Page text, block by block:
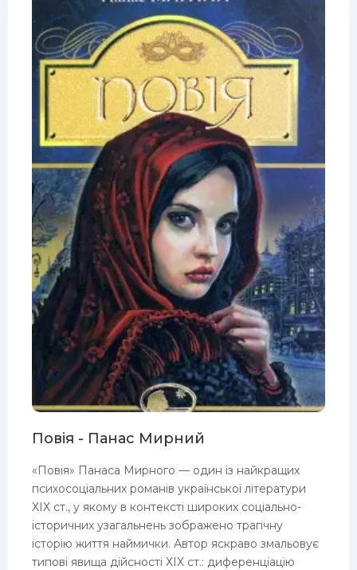
Повія - Панас Мирний
«Повія» Панаса Мирного — один із найкращих
психосоціальних романів української літератури
ХІХ ст., у якому в контексті широких соціально-
історичних узагальнень зображено трагічну
історію життя наймички. Автор яскраво змальовує
типові явища дійсності ХІХ ст.: диференціацію